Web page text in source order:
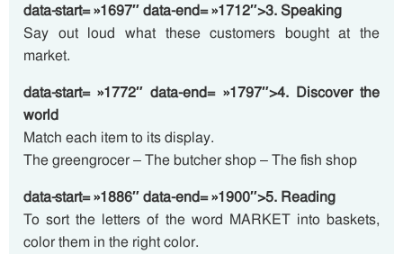
data-start= »1697″ data-end= »1712″>3. Speaking
Say out loud what these customers bought at the
market.
data-start= »1772″ data-end= »1797″>4. Discover the
world
Match each item to its display.
The greengrocer – The butcher shop – The fish shop
data-start= »1886″ data-end= »1900″>5. Reading
To sort the letters of the word MARKET into baskets,
color them in the right color.